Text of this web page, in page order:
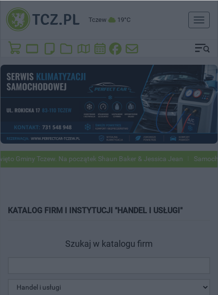
Tczew 19°C
Toggle
Tczew. Na początek Shaun Baker & Jessica Jean Samochody
KATALOG FIRM I INSTYTUCJI "HANDEL I USŁUGI"
Szukaj w katalogu firm